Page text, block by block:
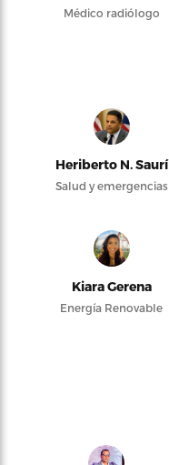
Médico radiólogo
Heriberto N. Saurí
Salud y emergencias
Kiara Gerena
Energía Renovable